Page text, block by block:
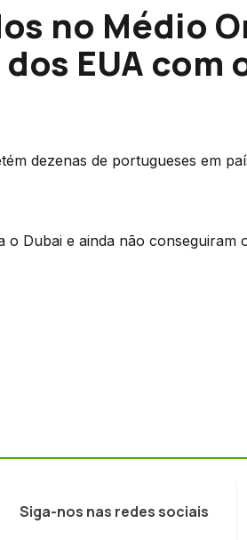
no Médio
EUA com
dezenas de portugueses em
Dubai e ainda não conseguiram
Siga-nos nas redes sociais